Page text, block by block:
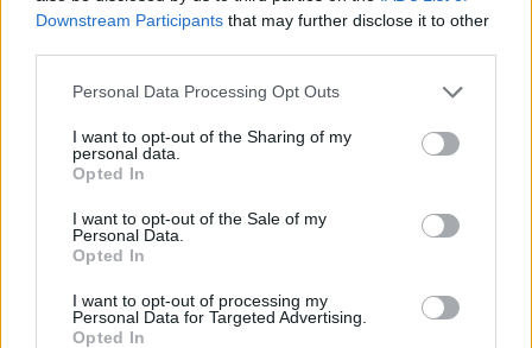
Downstream Participants that may further disclose it to other
Personal Data Processing Opt Outs
I want to opt-out of the Sharing of my
personal data.
Opted In
I want to opt-out of the Sale of my
Personal Data.
Opted In
I want to opt-out of processing my
Personal Data for Targeted Advertising.
Opted In